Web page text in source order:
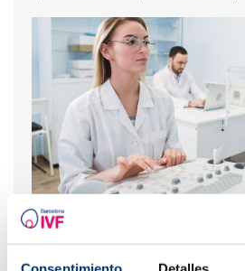
Funcions de les trompes de Fal·lopi